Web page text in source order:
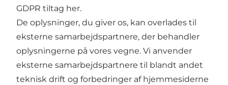
GDPR tiltag her.
De oplysninger, du giver os, kan overlades til
eksterne samarbejdspartnere, der behandler
oplysningerne på vores vegne. Vi anvender
eksterne samarbejdspartnere til blandt andet
teknisk drift og forbedringer af hjemmesiderne